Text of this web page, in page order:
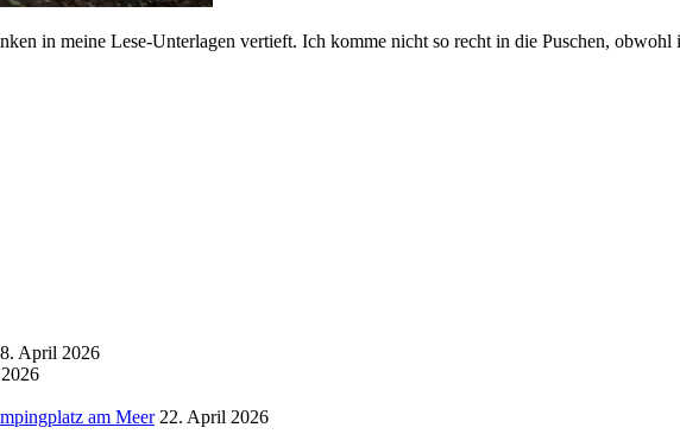
in meine Lese-Unterlagen vertieft. Ich komme nicht so recht in die Puschen,
April 2026
am Meer 22. April 2026